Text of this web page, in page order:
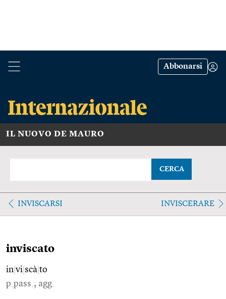
Abbonarsi
IL NUOVO DE MAURO
CERCA
INVISCARSI INVISCERARE
inviscato
in vi scà to
p.pass., agg.